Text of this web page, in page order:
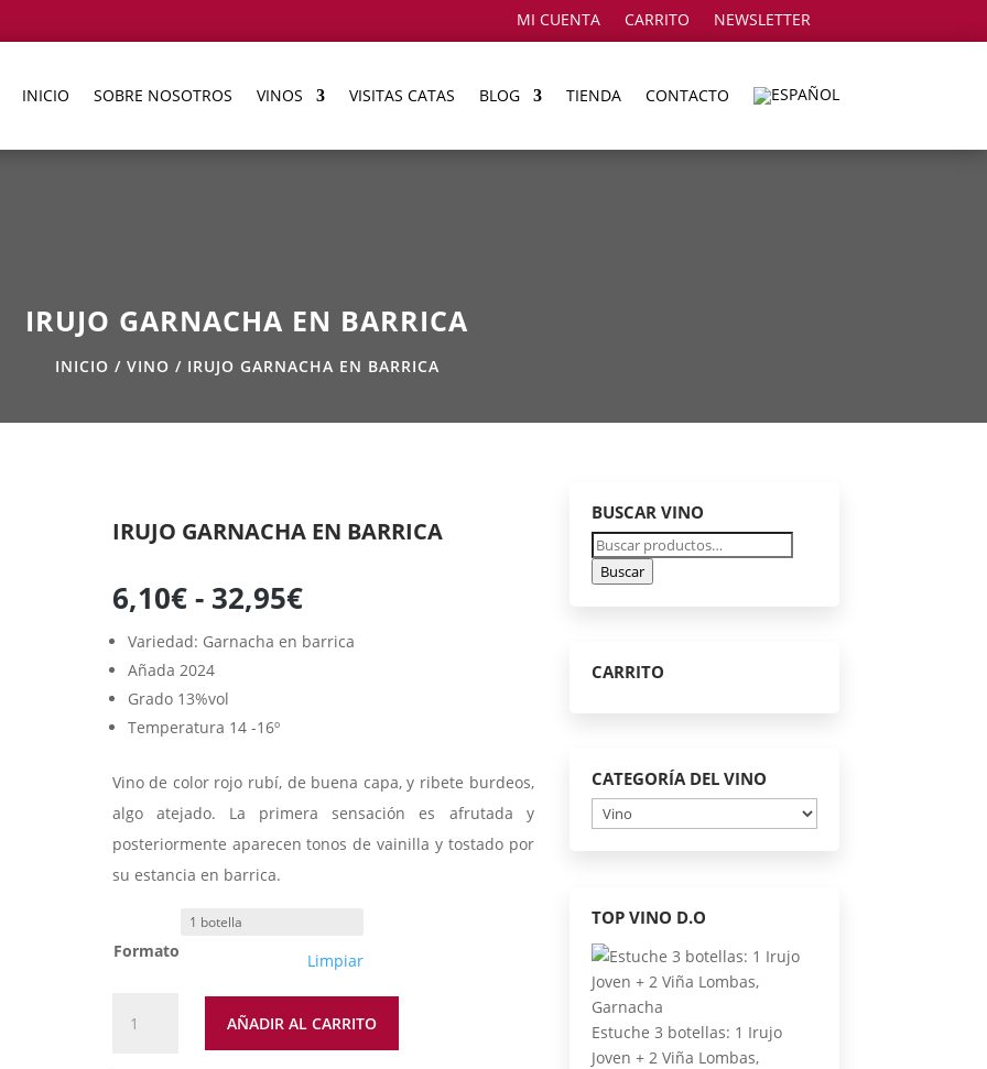
MI CUENTA CARRITO NEWSLETTER
INICIO SOBRE NOSOTROS VINOS VISITAS CATAS BLOG TIENDA CONTACTO
IRUJO GARNACHA EN BARRICA
INICIO / VINO / IRUJO GARNACHA EN BARRICA
IRUJO GARNACHA EN BARRICA
6,10€ - 32,95€Rango
de
precios:
Variedad: Garnacha en barrica
Añada 2024
Grado 13%vol
Temperatura 14 -16º
Vino de color rojo rubí, de buena capa, y ribete burdeos,
algo atejado. La primera sensación es afrutada y
posteriormente aparecen tonos de vainilla y tostado por
su estancia en barrica.
Formato Limpiar
Garnacha
AÑADIR AL CARRITO
BUSCAR VINO
Buscar
por:
Buscar
CARRITO
CATEGORÍA DEL VINO
TOP VINO D.O
Estuche 3 botellas: 1 Irujo
Joven + 2 Viña Lombas,